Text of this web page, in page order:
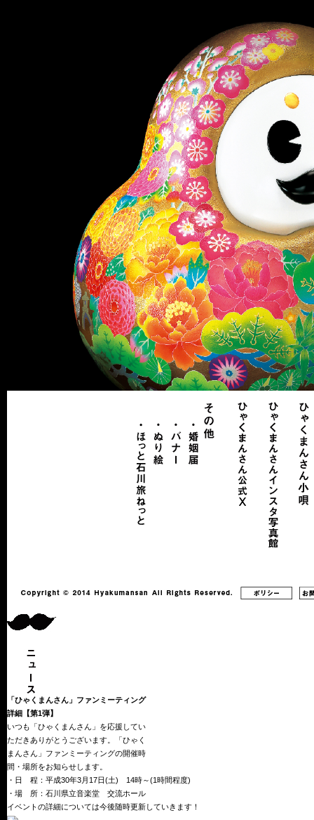
「ひゃくまんさん」ファンミーティング
詳細【第1弾】
いつも「ひゃくまんさん」を応援してい
ただきありがとうございます。「ひゃく
まんさん」ファンミーティングの開催時
間・場所をお知らせします。
・日 程：平成30年3月17日(土) 14時～(1時間程度)
・場 所：石川県立音楽堂 交流ホール
イベントの詳細については今後随時更新していきます！